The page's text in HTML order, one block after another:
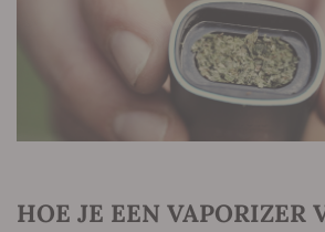
HOE JE EEN VAPORIZER